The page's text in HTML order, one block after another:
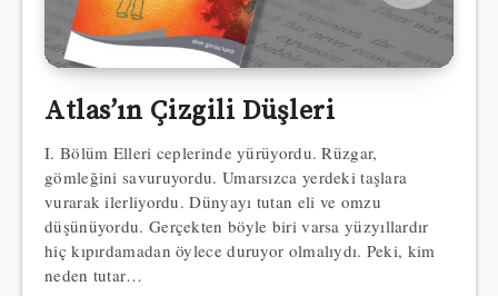
Atlas’ın Çizgili Düşleri
I. Bölüm Elleri ceplerinde yürüyordu. Rüzgar,
gömleğini savuruyordu. Umarsızca yerdeki taşlara
vurarak ilerliyordu. Dünyayı tutan eli ve omzu
düşünüyordu. Gerçekten böyle biri varsa yüzyıllardır
hiç kıpırdamadan öylece duruyor olmalıydı. Peki, kim
neden tutar…